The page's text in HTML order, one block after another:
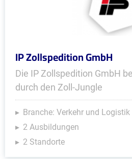
IP Zollspedition GmbH
Die IP Zollspedition GmbH
durch den Zoll-Jungle
Branche: Verkehr und Logistik
2 Ausbildungen
2 Standorte